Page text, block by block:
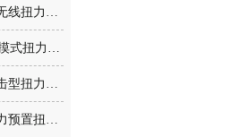
蓝牙传输扭力扳手 数字无线扭力扳手 蓝牙数据传输到电脑上的扭矩扳手
5-100N.m扳手检定仪 触摸式扭力扳手检测仪 校验扭矩扳手测试仪器
冲击扳手扭矩测试仪 冲击型扭力校验仪 数显扭力矩测试仪厂家
外六角扭力可调扳手 强力预置扭矩扳手 重型货车手动维修工具